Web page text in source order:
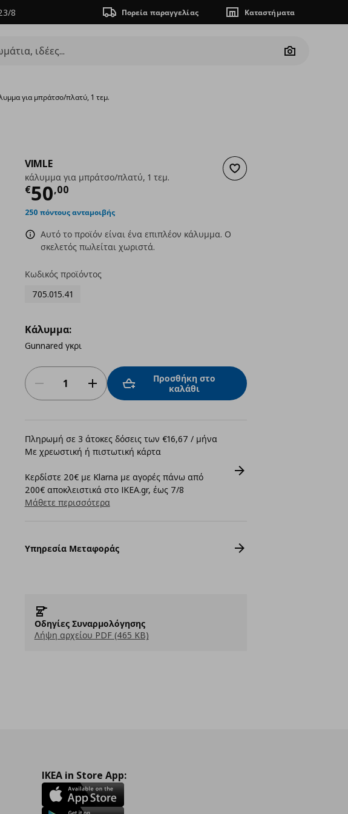
8 Πορεία παραγγελίας Καταστήματα
Camera
για μπράτσο/πλατύ, 1 τεμ.
Προσθήκη στα αγαπημένα
VIMLE
κάλυμμα για μπράτσο/πλατύ, 1 τεμ.
€50,00
Τρέχουσα τιμή
250 πόντους ανταμοιβής
Αυτό το προϊόν είναι ένα επιπλέον κάλυμμα. Ο
σκελετός πωλείται χωριστά.
Κωδικός προϊόντος
705.015.41
Κάλυμμα:
Gunnared γκρι
Προσθήκη στο
καλάθι
Πληρωμή σε 3 άτοκες δόσεις των €16,67 / μήνα
Με χρεωστική ή πιστωτική κάρτα
Κερδίστε 20€ με Klarna με αγορές πάνω από
200€ αποκλειστικά στο IKEA.gr, έως 7/8
Μάθετε περισσότερα
Υπηρεσία Μεταφοράς
Οδηγίες Συναρμολόγησης
Λήψη αρχείου PDF (465 KB)
IKEA in Store App: